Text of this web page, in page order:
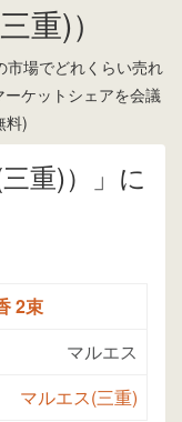
重)）
市場でどれくらい売れ
ケットシェアを会議
料)
重)）」に
2束
マルエス
マルエス(三重)